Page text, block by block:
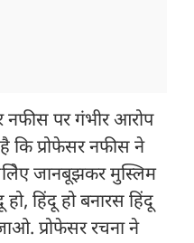
नफीस पर गंभीर आरोप
कि प्रोफेसर नफीस ने
जानबूझकर मुस्लिम
हिंदू हो बनारस हिंदू
प्रोफेसर रचना ने